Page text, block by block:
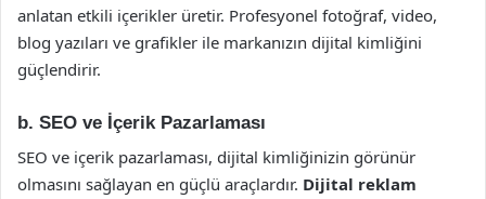
anlatan etkili içerikler üretir. Profesyonel fotoğraf, video,
blog yazıları ve grafikler ile markanızın dijital kimliğini
güçlendirir.
b. SEO ve İçerik Pazarlaması
SEO ve içerik pazarlaması, dijital kimliğinizin görünür
olmasını sağlayan en güçlü araçlardır. Dijital reklam